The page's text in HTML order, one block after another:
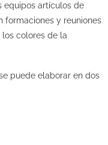
equipos artículos de
formaciones y reuniones
colores de la
puede elaborar en dos